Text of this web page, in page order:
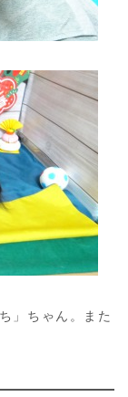
」ちゃん。また